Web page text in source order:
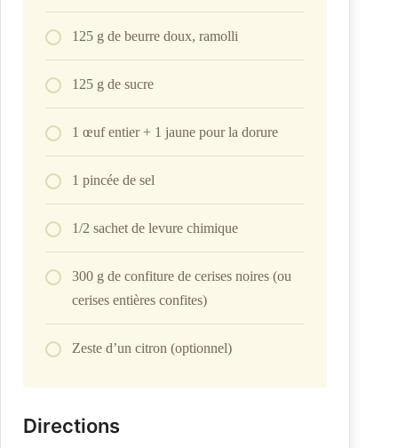
125 g de beurre doux, ramolli
125 g de sucre
1 œuf entier + 1 jaune pour la dorure
1 pincée de sel
1/2 sachet de levure chimique
300 g de confiture de cerises noires (ou
cerises entières confites)
Zeste d’un citron (optionnel)
Directions